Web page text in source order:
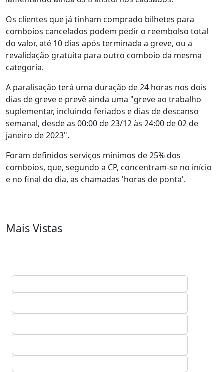
Os clientes que já tinham comprado bilhetes para
comboios cancelados podem pedir o reembolso total
do valor, até 10 dias após terminada a greve, ou a
revalidação gratuita para outro comboio da mesma
categoria.
A paralisação terá uma duração de 24 horas nos dois
dias de greve e prevê ainda uma "greve ao trabalho
suplementar, incluindo feriados e dias de descanso
semanal, desde as 00:00 de 23/12 às 24:00 de 02 de
janeiro de 2023".
Foram definidos serviços mínimos de 25% dos
comboios, que, segundo a CP, concentram-se no início
e no final do dia, as chamadas 'horas de ponta'.
Mais Vistas